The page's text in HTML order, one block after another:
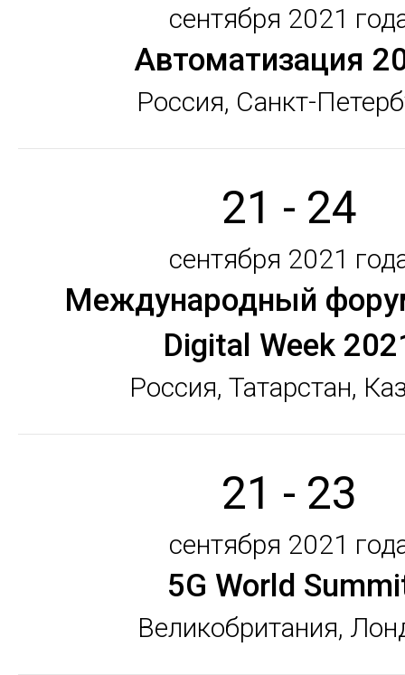
сентября 2021
Автоматизация
Россия, Санкт-
21 - 24
сентября 2021
Международный
Digital Week
Россия, Татарстан,
21 - 23
сентября 2021
5G World
Великобритания,